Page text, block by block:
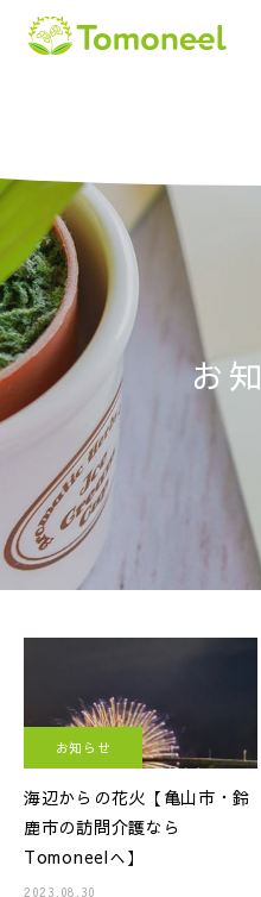
お 知
お知らせ
海辺からの花火【亀山市・鈴
鹿市の訪問介護なら
Tomoneelへ】
2023.08.30